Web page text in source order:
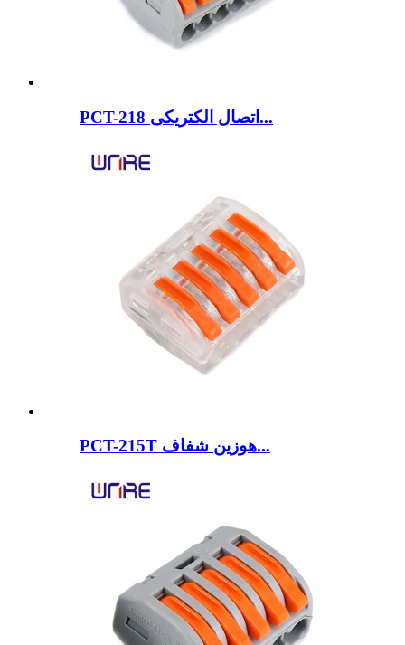
PCT-218 اتصال الکتریکی...
PCT-215T هوزین شفاف...